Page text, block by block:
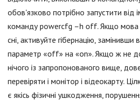
обов'язково потрібно запустити від
команду powercfg –h off. Якщо мова
сні, активуйте гібернацію, замінивши
параметр «off» на «on». Якщо ж не
нічого із запропонованого вище,
перевіряти і монітор і відеокарту.
є якісь фізичні ушкодження,